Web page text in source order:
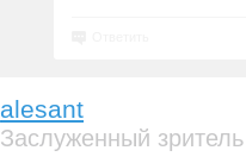
alesant
Заслуженный зритель